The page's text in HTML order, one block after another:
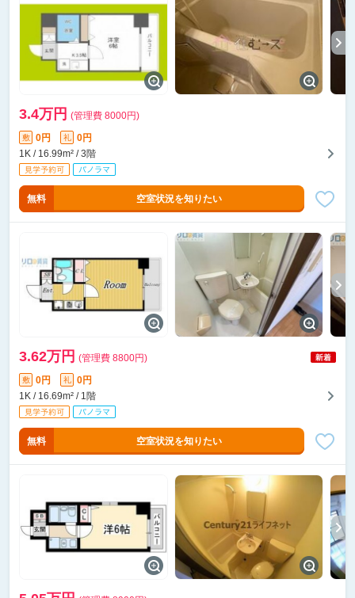
3.4万円 (管理費 8000円)
敷 0円 礼
0円
1K / 16.99m² / 3階
無料 空室状況を知りたい
3.62万円 (管理費 8800円)
敷 0円 礼
0円
1K / 16.69m² / 1階
無料 空室状況を知りたい